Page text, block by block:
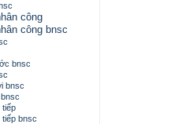
công
công bnsc
bnsc
bnsc
tiếp
tiếp bnsc